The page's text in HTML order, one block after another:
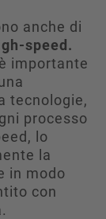
anche di
speed.
importante
tecnologie,
processo
lo
la
in modo
con